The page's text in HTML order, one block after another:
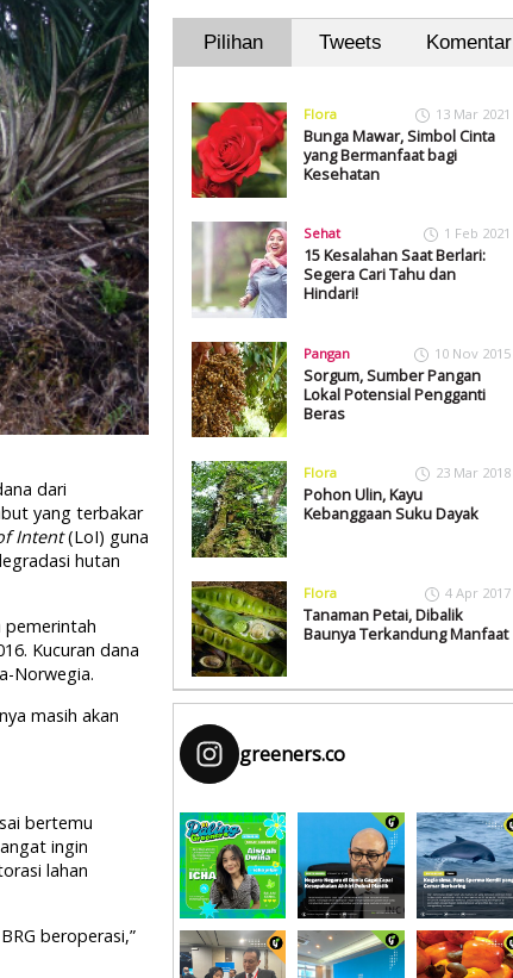
dari
yang terbakar
Intent(LoI) guna
hutan
pemerintah
Kucuran dana
Norwegia.
masih akan
bertemu
ingin
lahan
beroperasi,”
Pilihan Tweets Komentar
Flora 13 Mar 2021
Bunga Mawar, Simbol Cinta
yang Bermanfaat bagi
Kesehatan
Sehat 1 Feb 2021
15 Kesalahan Saat Berlari:
Segera Cari Tahu dan
Hindari!
Pangan 10 Nov 2015
Sorgum, Sumber Pangan
Lokal Potensial Pengganti
Beras
Flora 23 Mar 2018
Pohon Ulin, Kayu
Kebanggaan Suku Dayak
Flora 4 Apr 2017
Tanaman Petai, Dibalik
Baunya Terkandung Manfaat
greeners.co